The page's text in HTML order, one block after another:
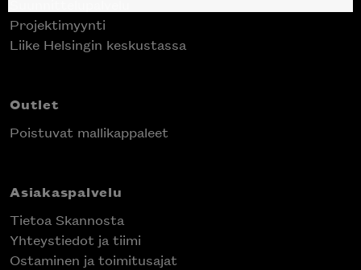
Projektimyynti
Liike Helsingin keskustassa
Outlet
Poistuvat mallikappaleet
Asiakaspalvelu
Tietoa Skannosta
Yhteystiedot ja tiimi
Ostaminen ja toimitusajat